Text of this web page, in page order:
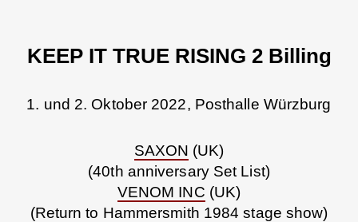
KEEP IT TRUE RISING 2 Billing
1. und 2. Oktober 2022, Posthalle Würzburg
SAXON (UK)
(40th anniversary Set List)
VENOM INC (UK)
(Return to Hammersmith 1984 stage show)